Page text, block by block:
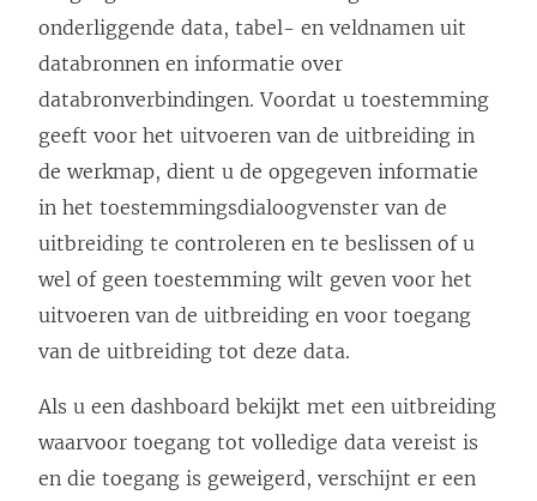
e
r
g
e
o
p
e
n
d
)
onderliggende data, tabel- en veldnamen uit
databronnen en informatie over
databronverbindingen. Voordat u toestemming
geeft voor het uitvoeren van de uitbreiding in
de werkmap, dient u de opgegeven informatie
in het toestemmingsdialoogvenster van de
uitbreiding te controleren en te beslissen of u
wel of geen toestemming wilt geven voor het
uitvoeren van de uitbreiding en voor toegang
van de uitbreiding tot deze data.
Als u een dashboard bekijkt met een uitbreiding
waarvoor toegang tot volledige data vereist is
en die toegang is geweigerd, verschijnt er een